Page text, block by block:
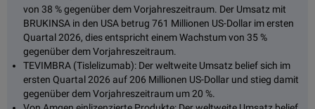
von 38 % gegenüber dem Vorjahreszeitraum. Der Umsatz mit
BRUKINSA in den USA betrug 761 Millionen US-Dollar im ersten
Quartal 2026, dies entspricht einem Wachstum von 35 %
gegenüber dem Vorjahreszeitraum.
TEVIMBRA (Tislelizumab): Der weltweite Umsatz belief sich im
ersten Quartal 2026 auf 206 Millionen US-Dollar und stieg damit
gegenüber dem Vorjahreszeitraum um 20 %.